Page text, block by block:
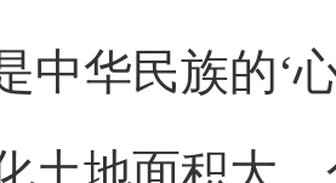
中华民族的‘